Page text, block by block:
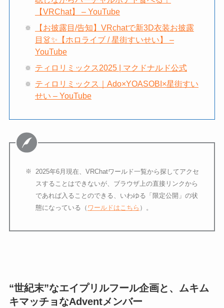
【VRChat】 – YouTube
【お披露目/告知】VRchatで新3D衣装お披露
目👗✨【ホロライブ / 星街すいせい】 –
YouTube
ティロリミックス2025 | マクドナルド公式
ティロリミックス｜Ado×YOASOBI×星街すい
せい – YouTube
2025年6月現在、VRChatワールド一覧から探してアクセ
スすることはできないが、ブラウザ上の直接リンクから
であれば入ることのできる、いわゆる「限定公開」の状
態になっている（ ワールドはこちら ）。
“世紀末”なエイプリルフール企画と、ムキム
キマッチョなAdventメンバー